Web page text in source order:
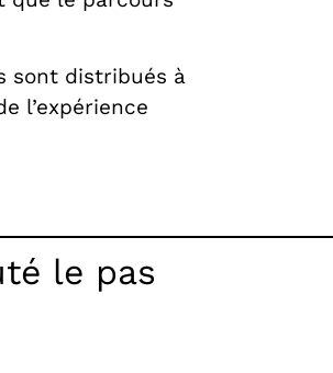
sont distribués à
l’expérience
le pas